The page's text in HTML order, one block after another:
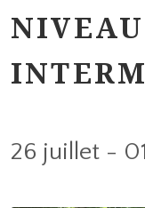
NIVEAU
26 juillet -